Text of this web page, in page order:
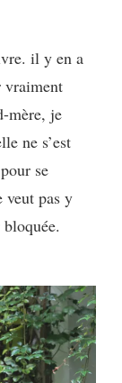
il y en a
vraiment
mère, je
ne s’est
se
veut pas y